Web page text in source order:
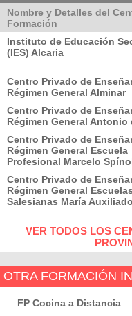
Nombre y Detalles del
Formación
Instituto de Educación
(IES) Alcaria
Centro Privado de
Régimen General Alminar
Centro Privado de
Régimen General Antonio
Centro Privado de
Régimen General Escuela
Profesional Marcelo
Centro Privado de
Régimen General Escuelas
Salesianas María
VER TODOS LOS
OTRA FORMACIÓN
FP Cocina a Distancia